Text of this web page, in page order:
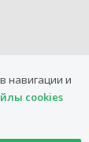
навигации и
cookies